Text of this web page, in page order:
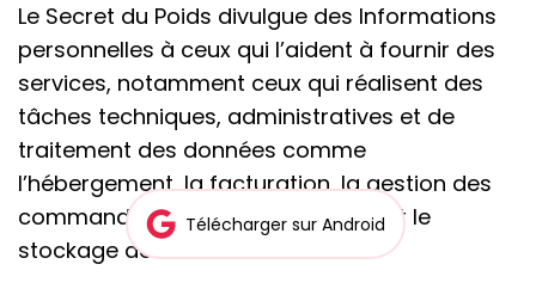
Le Secret du Poids divulgue des Informations
personnelles à ceux qui l’aident à fournir des
services, notamment ceux qui réalisent des
tâches techniques, administratives et de
traitement des données comme
l’hébergement, la facturation, la gestion des
commandes, ainsi que la sécurité et le
stockage des données.
Télécharger sur Android